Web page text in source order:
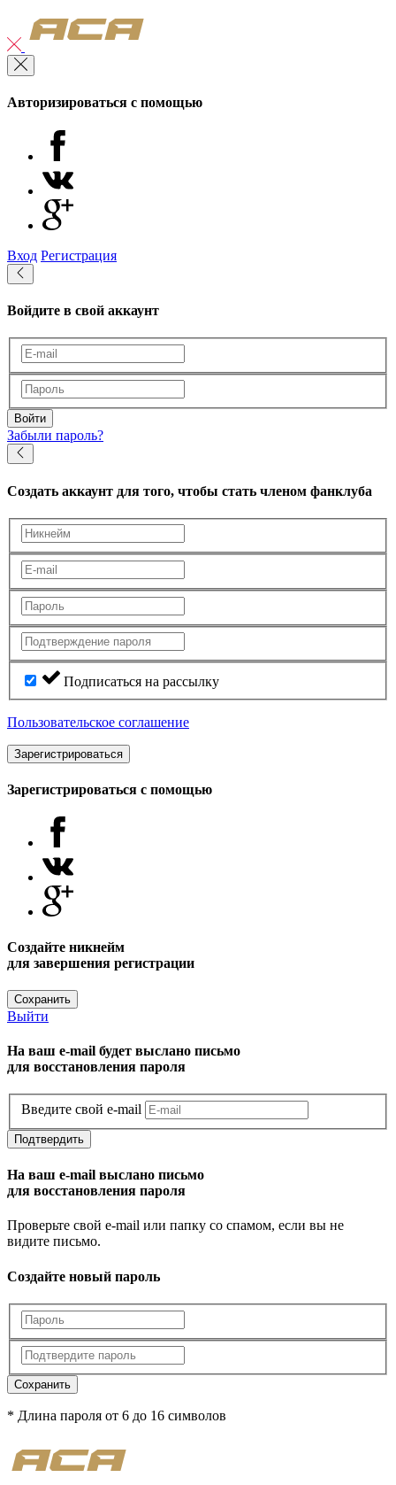
Авторизироваться с помощью
Вход Регистрация
Войдите в свой аккаунт
Войти
Забыли пароль?
Создать аккаунт для того, чтобы стать членом фанклуба
Подписаться на рассылку
Пользовательское соглашение
Зарегистрироваться
Зарегистрироваться с помощью
Создайте никнейм
для завершения регистрации
Сохранить
Выйти
На ваш e-mail будет выслано письмо
для восстановления пароля
Введите свой e-mail
Подтвердить
На ваш e-mail выслано письмо
для восстановления пароля
Проверьте свой e-mail или папку со спамом, если вы не
видите письмо.
Создайте новый пароль
Сохранить
* Длина пароля от 6 до 16 символов